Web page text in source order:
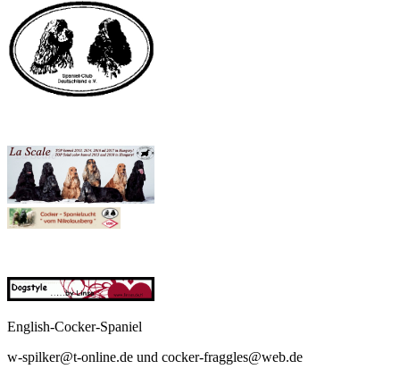
English-Cocker-Spaniel
w-spilker@t-online.de und cocker-fraggles@web.de